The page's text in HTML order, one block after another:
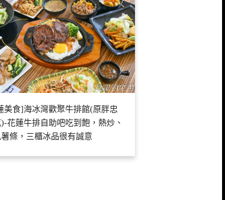
美食]海冰灣歡聚牛排館(原胖忠
花蓮牛排自助吧吃到飽，熱炒、
條，三櫃冰品很有誠意